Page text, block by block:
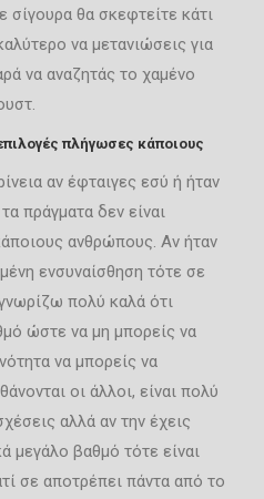
σίγουρα θα σκεφτείτε κάτι
να μετανιώσεις για
να αναζητάς το χαμένο
πλήγωσες κάποιους
αν έφταιγες εσύ ή ήταν
πράγματα δεν είναι
ανθρώπους. Αν ήταν
ενσυναίσθηση τότε σε
πολύ καλά ότι
ώστε να μη μπορείς να
να μπορείς να
οι άλλοι, είναι πολύ
αλλά αν την έχεις
μεγάλο βαθμό τότε είναι
σε αποτρέπει πάντα από το